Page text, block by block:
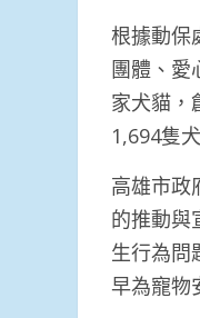
根據動保
團體、愛
家犬貓，
1,694隻
高雄市政
的推動與
生行為問
早為寵物